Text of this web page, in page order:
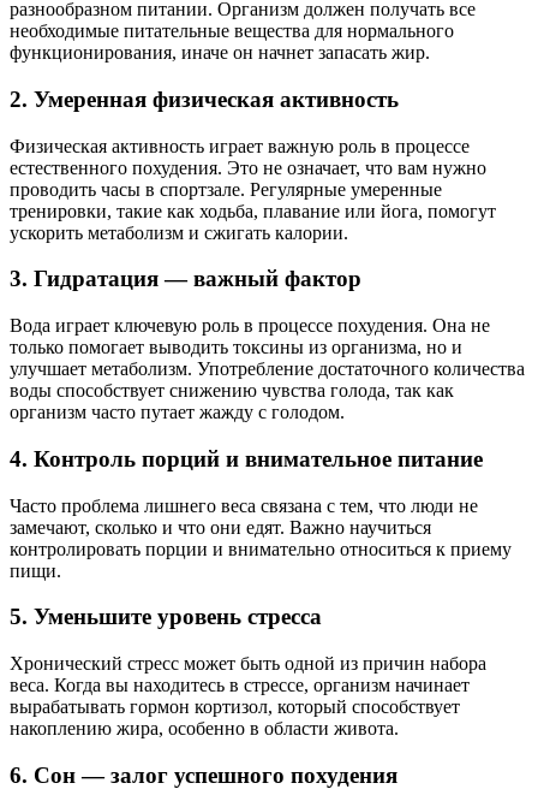
разнообразном питании. Организм должен получать все
необходимые питательные вещества для нормального
функционирования, иначе он начнет запасать жир.
2. Умеренная физическая активность
Физическая активность играет важную роль в процессе
естественного похудения. Это не означает, что вам нужно
проводить часы в спортзале. Регулярные умеренные
тренировки, такие как ходьба, плавание или йога, помогут
ускорить метаболизм и сжигать калории.
3. Гидратация — важный фактор
Вода играет ключевую роль в процессе похудения. Она не
только помогает выводить токсины из организма, но и
улучшает метаболизм. Употребление достаточного количества
воды способствует снижению чувства голода, так как
организм часто путает жажду с голодом.
4. Контроль порций и внимательное питание
Часто проблема лишнего веса связана с тем, что люди не
замечают, сколько и что они едят. Важно научиться
контролировать порции и внимательно относиться к приему
пищи.
5. Уменьшите уровень стресса
Хронический стресс может быть одной из причин набора
веса. Когда вы находитесь в стрессе, организм начинает
вырабатывать гормон кортизол, который способствует
накоплению жира, особенно в области живота.
6. Сон — залог успешного похудения